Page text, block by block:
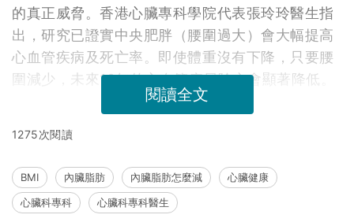
的真正威脅。香港心臟專科學院代表張玲玲醫生指
出，研究已證實中央肥胖（腰圍過大）會大幅提高
心血管疾病及死亡率。即使體重沒有下降，只要腰
圍減少，未來10年的心血管病風險亦會顯著降低。
閱讀全文
1275次閱讀
BMI 內臟脂肪 內臟脂肪怎麼減
心臟健康
心臟科專科
心臟科專科醫生